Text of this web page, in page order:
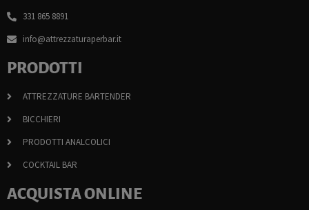
331 865 8891
info@attrezzaturaperbar.it
PRODOTTI
ATTREZZATURE BARTENDER
BICCHIERI
PRODOTTI ANALCOLICI
COCKTAIL BAR
ACQUISTA ONLINE